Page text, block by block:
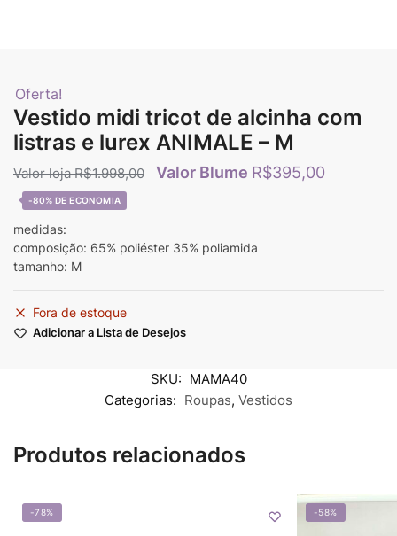
Oferta!
Vestido midi tricot de alcinha com
listras e lurex ANIMALE – M
R$1.998,00 R$395,00
-80%
medidas:
composição: 65% poliéster 35% poliamida
tamanho: M
Fora de estoque
Adicionar a Lista de Desejos
SKU: MAMA40
Categorias: Roupas, Vestidos
Produtos relacionados
-78% -58%